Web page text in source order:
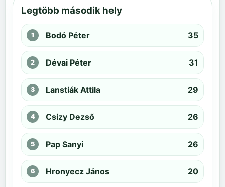
Legtöbb második hely
Bodó Péter 35
Dévai Péter 31
Lanstiák Attila 29
Csizy Dezső 26
Pap Sanyi 26
Hronyecz János 20